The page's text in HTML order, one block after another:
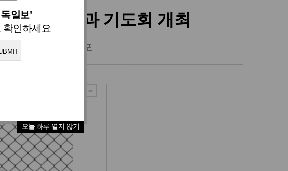
일보'
확인하세요
오늘 하루 열지 않기
맞아 간증과 기도회 개최
과 복음의 자유 선포